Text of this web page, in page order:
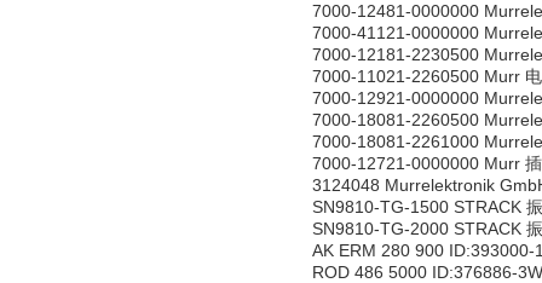
7000-12481-0000000
7000-41121-0000000
7000-12181-2230500
7000-11021-2260500 Murr
7000-12921-0000000
7000-18081-2260500
7000-18081-2261000
7000-12721-0000000 Murr
3124048 Murrelektronik
SN9810-TG-1500 STRACK
SN9810-TG-2000 STRACK
AK ERM 280 900 ID:393000-
ROD 486 5000 ID:376886-